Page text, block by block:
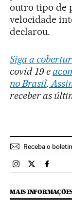
outro tipo de
velocidade
declarou.
Siga a
covid-19 e
no Brasil.
receber as
Receba o
Brasil El País
Brasil El
Brasil
MAIS